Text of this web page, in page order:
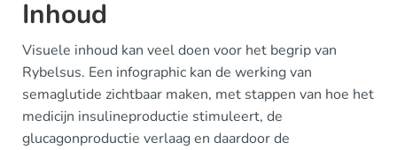
Inhoud
Visuele inhoud kan veel doen voor het begrip van
Rybelsus. Een infographic kan de werking van
semaglutide zichtbaar maken, met stappen van hoe het
medicijn insulineproductie stimuleert, de
glucagonproductie verlaag en daardoor de